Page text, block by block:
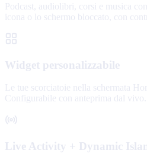
Podcast, audiolibri, corsi e musica
icona o lo schermo bloccato, con
Widget personalizzabile
Le tue scorciatoie nella schermata
Configurabile con anteprima dal vivo.
Live Activity + Dynamic